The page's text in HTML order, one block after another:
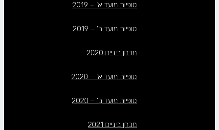
סופיות מועד א’ – 2019
סופיות מועד ב’ – 2019
מבחן ביניים 2020
סופיות מועד א’ – 2020
סופיות מועד ב’ – 2020
מבחן ביניים 2021